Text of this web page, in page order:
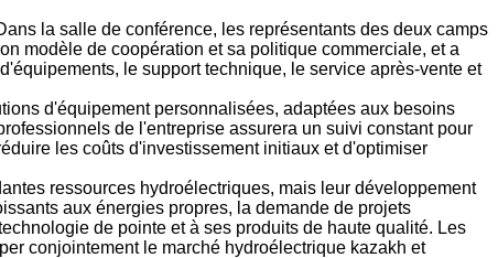
la salle de conférence, les représentants des deux camps
modèle de coopération et sa politique commerciale, et a
le support technique, le service après-vente et
d'équipement personnalisées, adaptées aux besoins
de l'entreprise assurera un suivi constant pour
les coûts d'investissement initiaux et d'optimiser
ressources hydroélectriques, mais leur développement
aux énergies propres, la demande de projets
de pointe et à ses produits de haute qualité. Les
conjointement le marché hydroélectrique kazakh et